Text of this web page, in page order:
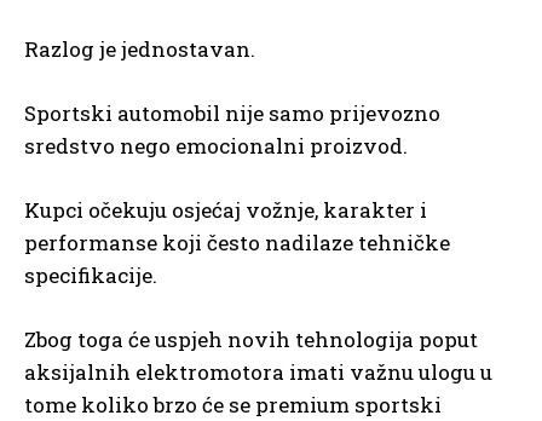
Razlog je jednostavan.
Sportski automobil nije samo prijevozno
sredstvo nego emocionalni proizvod.
Kupci očekuju osjećaj vožnje, karakter i
performanse koji često nadilaze tehničke
specifikacije.
Zbog toga će uspjeh novih tehnologija poput
aksijalnih elektromotora imati važnu ulogu u
tome koliko brzo će se premium sportski